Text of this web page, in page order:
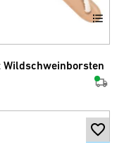
Wildschweinborsten